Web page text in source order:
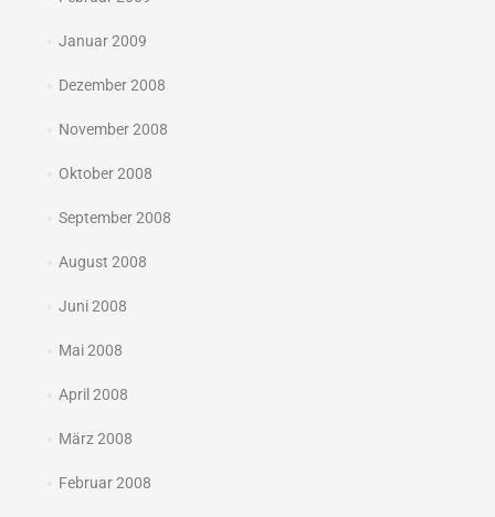
Januar 2009
Dezember 2008
November 2008
Oktober 2008
September 2008
August 2008
Juni 2008
Mai 2008
April 2008
März 2008
Februar 2008